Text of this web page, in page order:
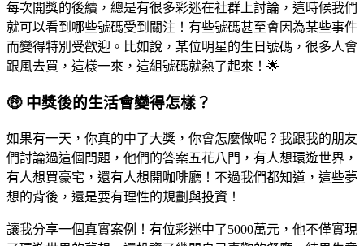
每次開獎的後續，總是有很多彩迷在社群上討論，這時候我們
就可以看到哪些號碼受到關注！有些號碼甚至會因為某些事件
而變得特別受歡迎。比如說，某位明星的生日號碼，很多人會
跟風去買，這樣一來，這組號碼就熱了起來！🌟
🤑 中獎後的生活會變得怎樣？
如果有一天，你真的中了大獎，你會怎麼做呢？我跟我的朋友
們討論過這個問題，他們的答案五花八門，有人想環遊世界，
有人想買豪宅，還有人想開咖啡廳！不過我們都知道，這些夢
想的背後，還是要有理性的規劃與投資！
讓我分享一個真實案例！有位彩迷中了5000萬元，他不僅實現